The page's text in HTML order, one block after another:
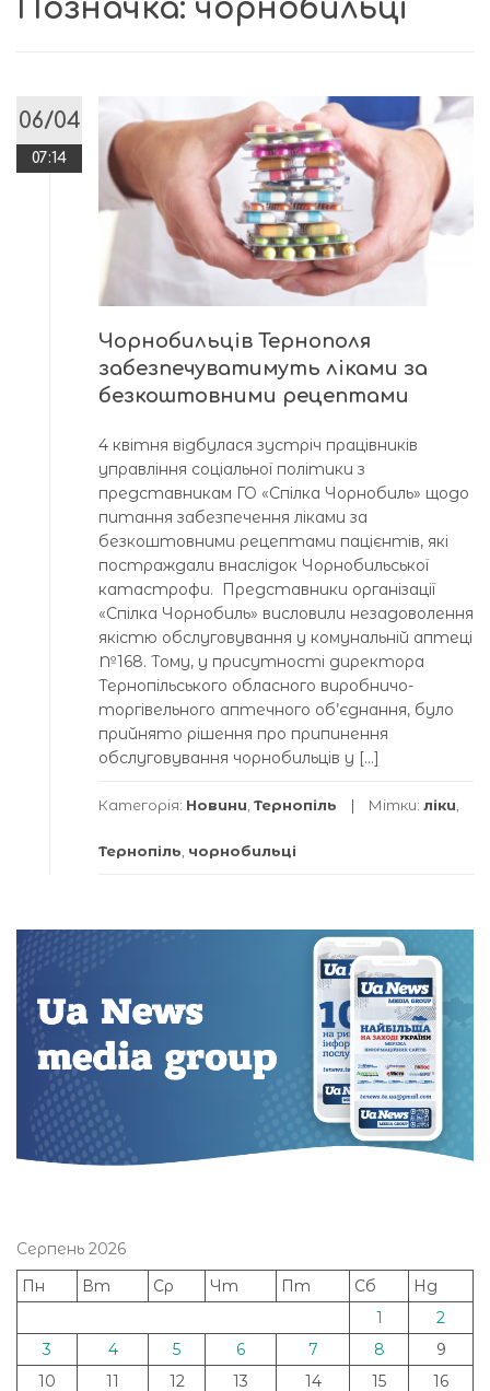
Позначка: чорнобильці
06/04
07:14
Чорнобильців Тернополя
забезпечуватимуть ліками за
безкоштовними рецептами
4 квітня відбулася зустріч працівників
управління соціальної політики з
представникам ГО «Спілка Чорнобиль» щодо
питання забезпечення ліками за
безкоштовними рецептами пацієнтів, які
постраждали внаслідок Чорнобильської
катастрофи. Представники організації
«Спілка Чорнобиль» висловили незадоволення
якістю обслуговування у комунальній аптеці
№168. Тому, у присутності директора
Тернопільського обласного виробничо-
торгівельного аптечного об’єднання, було
прийнято рішення про припинення
обслуговування чорнобильців у […]
Категорія: Новини Тернопіль Мітки: ліки
Тернопіль чорнобильці
Серпень 2026
Пн
Вт Ср Чт Пт Сб
Нд
1
2
3
4 5 6 7 8
9
10
11 12 13 14 15
16